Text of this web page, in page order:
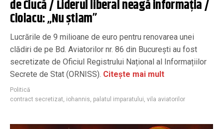
de Ciucă / Liderul liberal neagă informația /
Ciolacu: „Nu știam”
Lucrările de 9 milioane de euro pentru renovarea unei
clădiri de pe Bd. Aviatorilor nr. 86 din București au fost
secretizate de Oficiul Registrului Național al Informațiilor
Secrete de Stat (ORNISS). Citește mai mult
Politică
contract secretizat, iohannis, palatul imparatului, vila aviatorilor